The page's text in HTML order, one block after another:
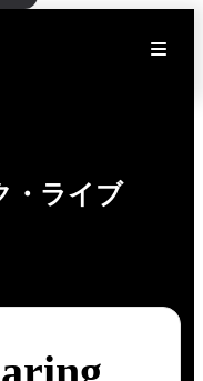
・ライブ